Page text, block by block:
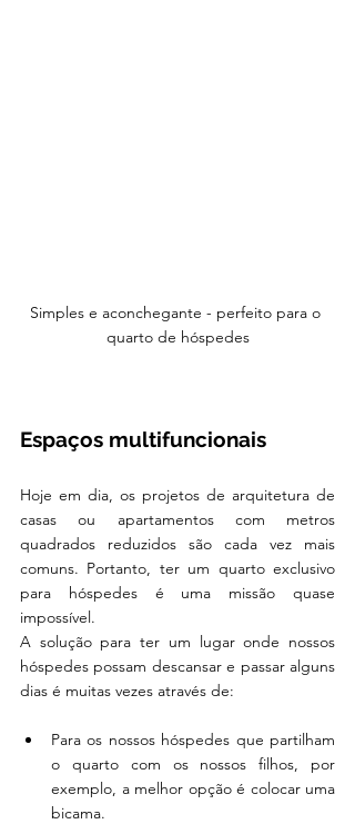
Simples e aconchegante - perfeito para o
quarto de hóspedes
Espaços multifuncionais
Hoje em dia, os projetos de arquitetura de
casas ou apartamentos com metros
quadrados reduzidos são cada vez mais
comuns. Portanto, ter um quarto exclusivo
para hóspedes é uma missão quase
impossível.
A solução para ter um lugar onde nossos
hóspedes possam descansar e passar alguns
dias é muitas vezes através de:
Para os nossos hóspedes que partilham
o quarto com os nossos filhos, por
exemplo, a melhor opção é colocar uma
bicama.